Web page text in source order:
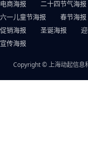
电商海报 二十四节气海报
六一儿童节海报
春节海报
促销海报
圣诞海报
宣传海报
Copyright © 上海动起信息